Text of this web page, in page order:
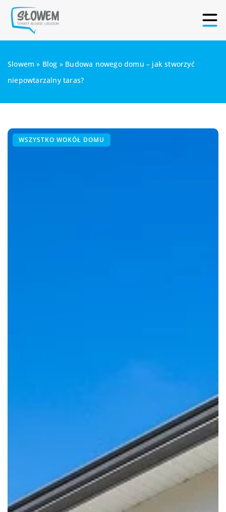
Slowem » Blog » Budowa nowego domu – jak stworzyć
niepowtarzalny taras?
WSZYSTKO WOKÓŁ DOMU